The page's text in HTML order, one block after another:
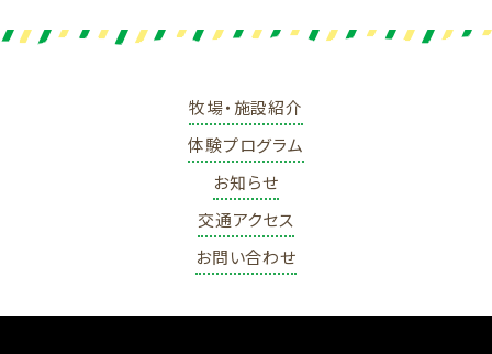
牧場・施設紹介
体験プログラム
お知らせ
交通アクセス
お問い合わせ